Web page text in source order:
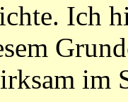
Ich
im